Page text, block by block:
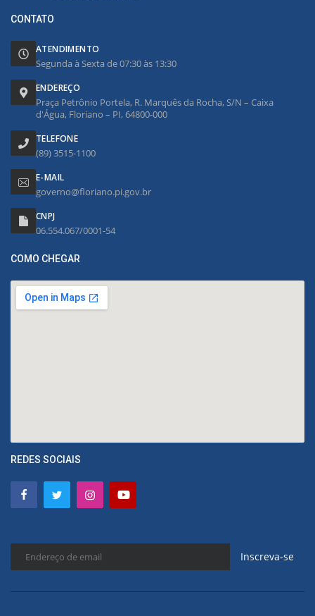
CONTATO
ATENDIMENTO
Segunda à Sexta de 07:30 às 13:30
ENDEREÇO
Praça Petrônio Portela, R. Marquês da Rocha, S/N – Caixa
d'Água, Floriano – PI, 64800-000
TELEFONE
(89) 3515-1100
E-MAIL
governo@floriano.pi.gov.br
CNPJ
06.554.067/0001-54
COMO CHEGAR
REDES SOCIAIS
Inscreva-se